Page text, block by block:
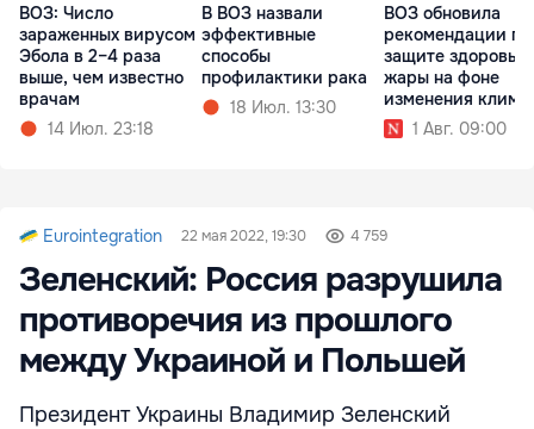
ВОЗ: Число
зараженных вирусом
Эбола в 2–4 раза
выше, чем известно
врачам
14 Июл. 23:18
В ВОЗ назвали
эффективные
способы
профилактики рака
18 Июл. 13:30
ВОЗ обновила
рекомендации по
защите здоровья
жары на фоне
изменения
1 Авг. 09:00
Eurointegration 22 мая 2022, 19:30 4 759
Зеленский: Россия разрушила
противоречия из прошлого
между Украиной и Польшей
Президент Украины Владимир Зеленский